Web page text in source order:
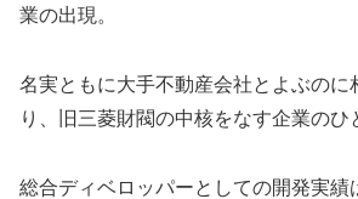
業の出現。
名実ともに大手不動産会社とよぶのに
り、旧三菱財閥の中核をなす企業のひ
総合ディベロッパーとしての開発実績